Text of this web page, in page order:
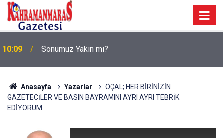
10:09 Sonumuz Yakın mı?
Anasayfa Yazarlar
ÖÇAL; HER BİRİNİZİN
GAZETECİLER VE BASIN BAYRAMINI AYRI AYRI TEBRİK
EDİYORUM